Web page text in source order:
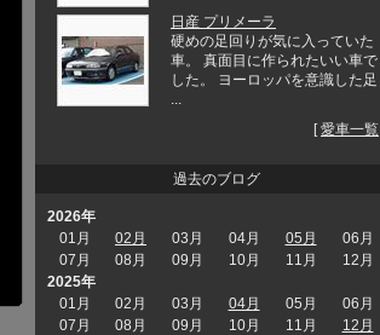
日産 プリメーラ
硬めの足回りが気に入っていた
車。 真面目に作られたいい車で
した。 ヨーロッパを意識した足
[愛車一覧
過去のブログ
2026年
01月
02月 03月 04月 05月
06月
07月
08月 09月 10月 11月
12月
2025年
01月
02月 03月 04月 05月
06月
07月
08月 09月 10月 11月
12月